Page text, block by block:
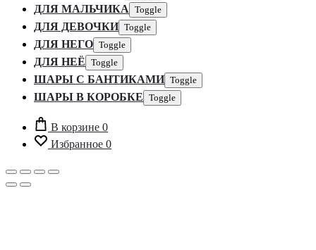
ДЛЯ МАЛЬЧИКА Toggle
ДЛЯ ДЕВОЧКИ Toggle
ДЛЯ НЕГО Toggle
ДЛЯ НЕЁ Toggle
ШАРЫ С БАНТИКАМИ Toggle
ШАРЫ В КОРОБКЕ Toggle
В корзине 0
Избранное 0